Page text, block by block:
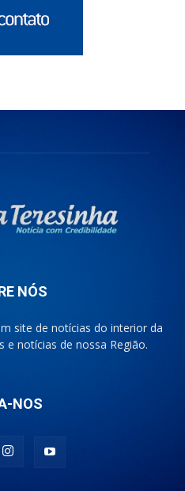
NÓS
site de notícias do interior da
e notícias de nossa Região.
NOS